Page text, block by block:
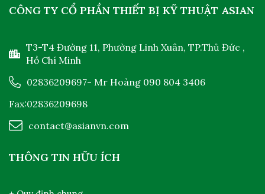
CÔNG TY CỔ PHẦN THIẾT BỊ KỸ THUẬT ASIAN
T3-T4 Đường 11, Phường Linh Xuân, TP.Thủ Đức ,
Hồ Chí Minh
02836209697- Mr Hoàng 090 804 3406
Fax:02836209698
contact@asianvn.com
THÔNG TIN HỮU ÍCH